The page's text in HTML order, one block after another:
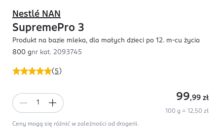
( 5 )
Nestlé NAN
SupremePro 3
Produkt na bazie mleka, dla małych dzieci po 12. m-cu życia
800 gnr kat. 2093745
99,99 zł
100 g = 12,50 zł
Ceny mogą się różnić w zależności od drogerii.